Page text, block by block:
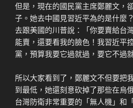
但是，現在的國民黨主席鄭麗文，
子。她去中國見習近平為的是什麼
去跟美國的川普說：「你要賣給台
能賣，還要看我的臉色！我習近平
黨，預算我要它過就過，要它不過
所以大家看到了，鄭麗文不但要把
到最低，她還刻意砍掉了那些在烏
台灣防衛非常重要的「無人機」和